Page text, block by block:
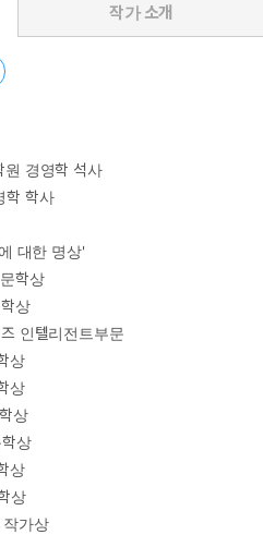
인간과 글쓰기, 타자와 환대, 살아
차 확장되어가는 사유의 여행기다.
에 미뤄둔 여행과 인생에 관한
인문학적 사유를 따라 각기 그 맥락
마치 잊을 수 없는 특별한 여행처
이는 떠나기 전 여행의 의미와 목
다녀온 여행이 과연 어떤 것이었
가 『여행의 이유』를 집어드는 이
착해 몸의 온갖 감각을 열어 그것
을 경험한 이들에게는 일상이 아닌
으로 돌아올 때가 아니라 여행을
람이 있다면 그는 나와 같은 부류
면서 살 운명이라는 것. 귀환의 원
걸 받아들이기로 한다. _본문
을 때,
낄 때,
소망한다
작가 소개
원 경영학 석사
학 학사
대한 명상'
학상
상
인텔리전트부문
상
상
상
상
상
상
가상